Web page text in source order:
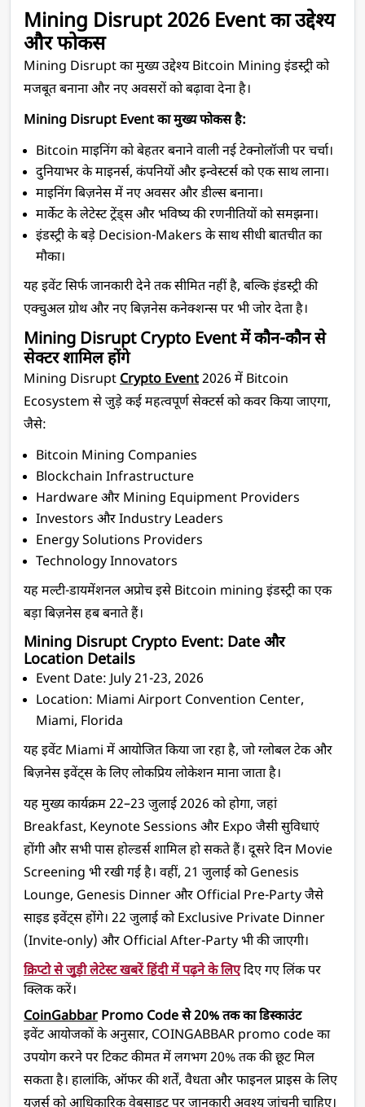
Mining Disrupt 2026 Event का उद्देश्य
और फोकस
Mining Disrupt का मुख्य उद्देश्य Bitcoin Mining इंडस्ट्री को
मजबूत बनाना और नए अवसरों को बढ़ावा देना है।
Mining Disrupt Event का मुख्य फोकस है:
Bitcoin माइनिंग को बेहतर बनाने वाली नई टेक्नोलॉजी पर चर्चा।
दुनियाभर के माइनर्स, कंपनियों और इन्वेस्टर्स को एक साथ लाना।
माइनिंग बिज़नेस में नए अवसर और डील्स बनाना।
मार्केट के लेटेस्ट ट्रेंड्स और भविष्य की रणनीतियों को समझना।
इंडस्ट्री के बड़े Decision-Makers के साथ सीधी बातचीत का
मौका।
यह इवेंट सिर्फ जानकारी देने तक सीमित नहीं है, बल्कि इंडस्ट्री की
एक्चुअल ग्रोथ और नए बिज़नेस कनेक्शन्स पर भी जोर देता है।
Mining Disrupt Crypto Event में कौन-कौन से
सेक्टर शामिल होंगे
Mining Disrupt Crypto Event 2026 में Bitcoin
Ecosystem से जुड़े कई महत्वपूर्ण सेक्टर्स को कवर किया जाएगा,
जैसे:
Bitcoin Mining Companies
Blockchain Infrastructure
Hardware और Mining Equipment Providers
Investors और Industry Leaders
Energy Solutions Providers
Technology Innovators
यह मल्टी-डायमेंशनल अप्रोच इसे Bitcoin mining इंडस्ट्री का एक
बड़ा बिज़नेस हब बनाते हैं।
Mining Disrupt Crypto Event: Date और
Location Details
Event Date: July 21-23, 2026
Location: Miami Airport Convention Center,
Miami, Florida
यह इवेंट Miami में आयोजित किया जा रहा है, जो ग्लोबल टेक और
बिज़नेस इवेंट्स के लिए लोकप्रिय लोकेशन माना जाता है।
यह मुख्य कार्यक्रम 22–23 जुलाई 2026 को होगा, जहां
Breakfast, Keynote Sessions और Expo जैसी सुविधाएं
होंगी और सभी पास होल्डर्स शामिल हो सकते हैं। दूसरे दिन Movie
Screening भी रखी गई है। वहीं, 21 जुलाई को Genesis
Lounge, Genesis Dinner और Official Pre-Party जैसे
साइड इवेंट्स होंगे। 22 जुलाई को Exclusive Private Dinner
(Invite-only) और Official After-Party भी की जाएगी।
क्रिप्टो से जुड़ी लेटेस्ट खबरें हिंदी में पढ़ने के लिए दिए गए लिंक पर
क्लिक करें।
CoinGabbar Promo Code से 20% तक का डिस्काउंट
इवेंट आयोजकों के अनुसार, COINGABBAR promo code का
उपयोग करने पर टिकट कीमत में लगभग 20% तक की छूट मिल
सकता है। हालांकि, ऑफर की शर्तें, वैधता और फाइनल प्राइस के लिए